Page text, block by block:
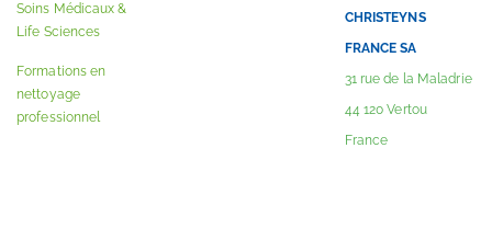
Soins Médicaux &
Life Sciences
Formations en
nettoyage
professionnel
CHRISTEYNS
FRANCE SA
31 rue de la Maladrie
44 120 Vertou
France